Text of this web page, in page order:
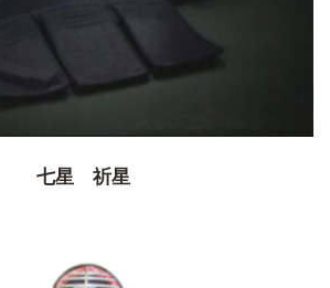
七星 祈星